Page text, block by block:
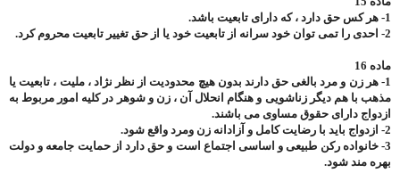
1- هر کس حق دارد ، که دارای تابعیت باشد.
2- احدی را تمی توان خود سرانه از تابعیت خود یا از حق تغییر تابعیت محروم کرد.
ماده 16
1- هر زن و مرد بالغی حق دارند بدون هیچ محدودیت از نظر نژاد ، ملیت ، تابعیت یا
مذهب با هم دیگر زناشویی و هنگام انحلال آن ، زن و شوهر در کلیه امور مربوط به
ازدواج دارای حقوق مساوی می باشند.
2- ازدواج باید با رضایت کامل و آزادانه زن ومرد واقع شود.
3- خانواده رکن طبیعی و اساسی اجتماع است و حق دارد از حمایت جامعه و دولت
بهره مند شود.